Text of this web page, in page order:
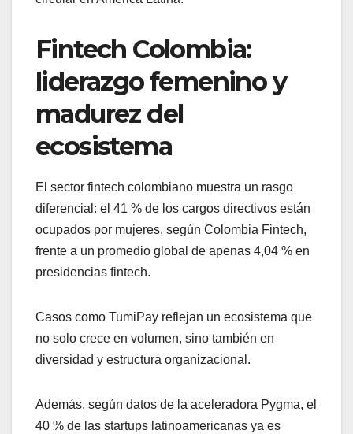
Fintech Colombia:
liderazgo femenino y
madurez del
ecosistema
El sector fintech colombiano muestra un rasgo
diferencial: el 41 % de los cargos directivos están
ocupados por mujeres, según Colombia Fintech,
frente a un promedio global de apenas 4,04 % en
presidencias fintech.
Casos como TumiPay reflejan un ecosistema que
no solo crece en volumen, sino también en
diversidad y estructura organizacional.
Además, según datos de la aceleradora Pygma, el
40 % de las startups latinoamericanas ya es